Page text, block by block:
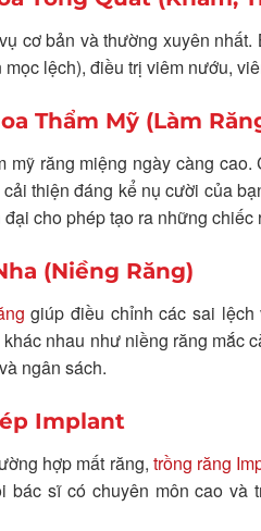
cơ bản và thường xuyên
mọc lệch), điều trị viêm nướu,
Thẩm Mỹ (Làm
mỹ răng miệng ngày càng
thiện đáng kể nụ cười của
đại cho phép tạo ra những chiếc
(Niềng Răng)
giúp điều chỉnh các sai
nhau như niềng răng mắc
ngân sách.
Implant
hợp mất răng, trồng răng
bác sĩ có chuyên môn cao